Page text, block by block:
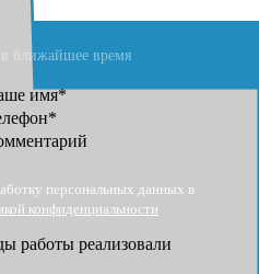
ближайшее время
имя*
персональных данных в
конфиденциальности
работы реализовали